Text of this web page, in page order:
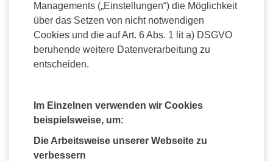
Managements („Einstellungen“) die Möglichkeit
über das Setzen von nicht notwendigen
Cookies und die auf Art. 6 Abs. 1 lit a) DSGVO
beruhende weitere Datenverarbeitung zu
entscheiden.
Im Einzelnen verwenden wir Cookies
beispielsweise, um:
Die Arbeitsweise unserer Webseite zu
verbessern